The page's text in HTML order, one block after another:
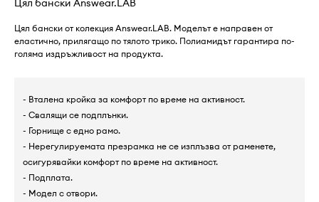
Цял бански Answear.LAB
Цял бански от колекция Answear.LAB. Моделът е направен от
еластично, прилягащо по тялото трико. Полиамидът гарантира по-
голяма издръжливост на продукта.
- Вталена кройка за комфорт по време на активност.
- Свалящи се подплънки.
- Горнище с едно рамо.
- Нерегулируемата презрамка не се изплъзва от раменете,
осигурявайки комфорт по време на активност.
- Подплата.
- Модел с отвори.